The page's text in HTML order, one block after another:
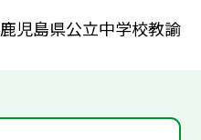
鹿児島県公立中学校教諭